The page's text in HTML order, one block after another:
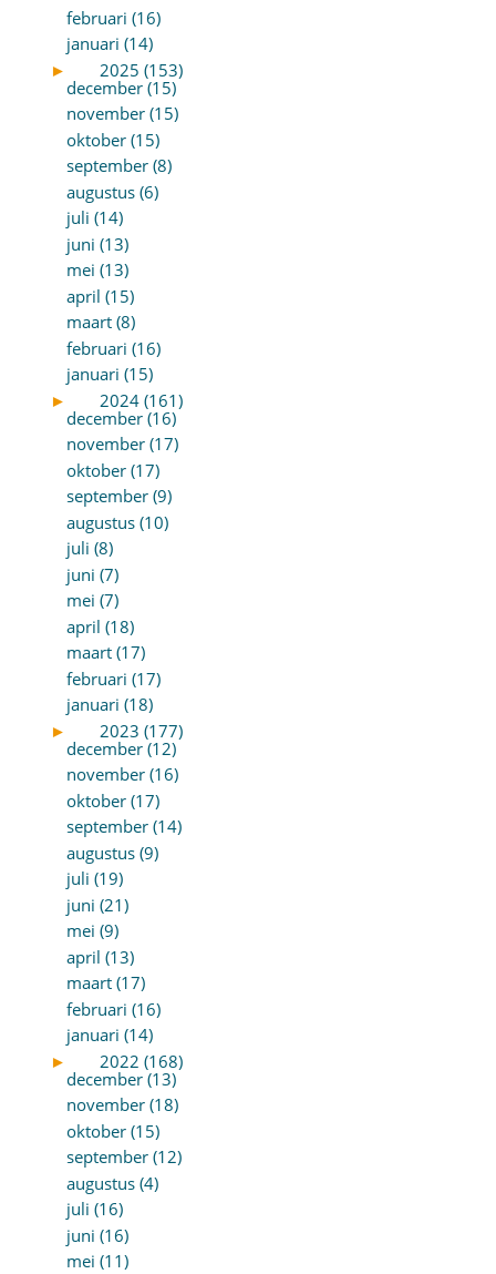
februari (16)
januari (14)
►
2025 (153)
december (15)
november (15)
oktober (15)
september (8)
augustus (6)
juli (14)
juni (13)
mei (13)
april (15)
maart (8)
februari (16)
januari (15)
►
2024 (161)
december (16)
november (17)
oktober (17)
september (9)
augustus (10)
juli (8)
juni (7)
mei (7)
april (18)
maart (17)
februari (17)
januari (18)
►
2023 (177)
december (12)
november (16)
oktober (17)
september (14)
augustus (9)
juli (19)
juni (21)
mei (9)
april (13)
maart (17)
februari (16)
januari (14)
►
2022 (168)
december (13)
november (18)
oktober (15)
september (12)
augustus (4)
juli (16)
juni (16)
mei (11)